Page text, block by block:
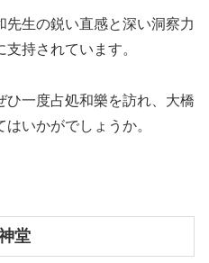
生の鋭い直感と深い洞察力
持されています。
一度占処和樂を訪れ、大橋
いかがでしょうか。
堂